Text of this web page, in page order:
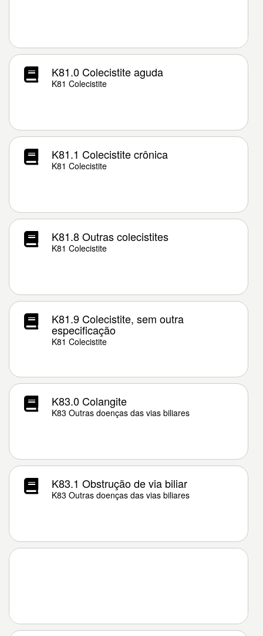
K81.0 Colecistite aguda
K81 Colecistite
K81.1 Colecistite crônica
K81 Colecistite
K81.8 Outras colecistites
K81 Colecistite
K81.9 Colecistite, sem outra
especificação
K81 Colecistite
K83.0 Colangite
K83 Outras doenças das vias biliares
K83.1 Obstrução de via biliar
K83 Outras doenças das vias biliares